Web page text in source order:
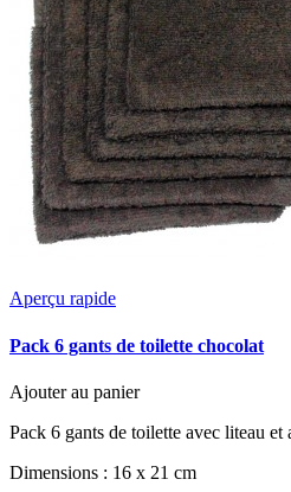
Aperçu rapide
Pack 6 gants de toilette chocolat
Ajouter au panier
Pack 6 gants de toilette avec liteau et
Dimensions : 16 x 21 cm